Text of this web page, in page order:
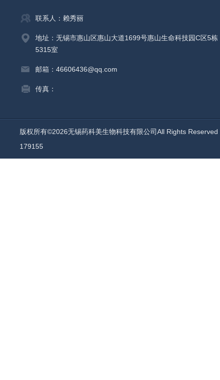
联系人：赖秀丽
地址：无锡市惠山区惠山大道1699号惠山生命科技园C区5栋
5315室
邮箱：46606436@qq.com
传真：
版权所有©2026无锡药科美生物科技有限公司All Rights
179155